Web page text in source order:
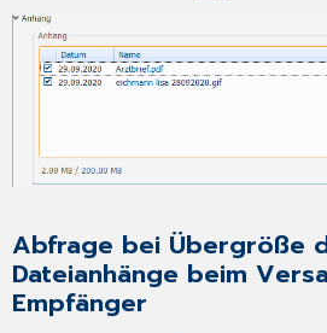
Abfrage bei Übergröße
Dateianhänge beim
Empfänger